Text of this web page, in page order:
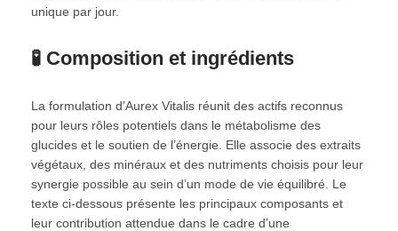
unique par jour.
🧪 Composition et ingrédients
La formulation d’Aurex Vitalis réunit des actifs reconnus
pour leurs rôles potentiels dans le métabolisme des
glucides et le soutien de l’énergie. Elle associe des extraits
végétaux, des minéraux et des nutriments choisis pour leur
synergie possible au sein d’un mode de vie équilibré. Le
texte ci-dessous présente les principaux composants et
leur contribution attendue dans le cadre d’une